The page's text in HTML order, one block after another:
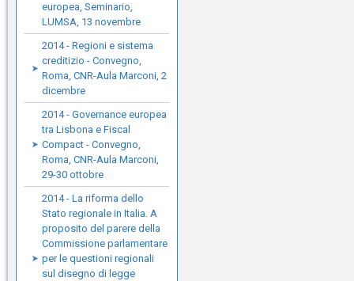
europea, Seminario,
LUMSA, 13 novembre
2014 - Regioni e sistema
creditizio - Convegno,
Roma, CNR-Aula Marconi, 2
dicembre
2014 - Governance europea
tra Lisbona e Fiscal
Compact - Convegno,
Roma, CNR-Aula Marconi,
29-30 ottobre
2014 - La riforma dello
Stato regionale in Italia. A
proposito del parere della
Commissione parlamentare
per le questioni regionali
sul disegno di legge